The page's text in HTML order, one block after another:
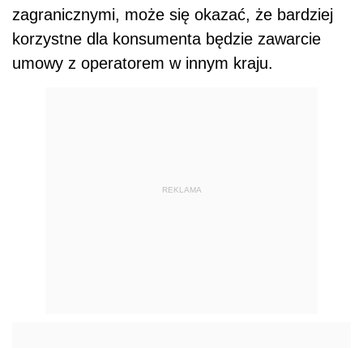
zagranicznymi, może się okazać, że bardziej
korzystne dla konsumenta będzie zawarcie
umowy z operatorem w innym kraju.
REKLAMA